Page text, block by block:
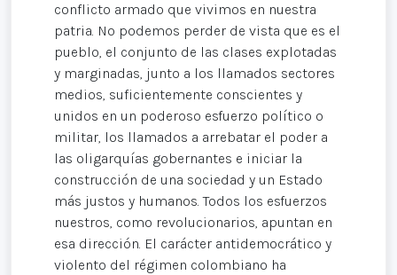
conflicto armado que vivimos en nuestra
patria. No podemos perder de vista que es el
pueblo, el conjunto de las clases explotadas
y marginadas, junto a los llamados sectores
medios, suficientemente conscientes y
unidos en un poderoso esfuerzo político o
militar, los llamados a arrebatar el poder a
las oligarquías gobernantes e iniciar la
construcción de una sociedad y un Estado
más justos y humanos. Todos los esfuerzos
nuestros, como revolucionarios, apuntan en
esa dirección. El carácter antidemocrático y
violento del régimen colombiano ha